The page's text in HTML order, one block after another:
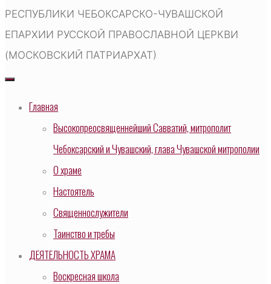
РЕСПУБЛИКИ ЧЕБОКСАРСКО-ЧУВАШСКОЙ
ЕПАРХИИ РУССКОЙ ПРАВОСЛАВНОЙ ЦЕРКВИ
(МОСКОВСКИЙ ПАТРИАРХАТ)
Главная
Высокопреосвященнейший Савватий, митрополит
Чебоксарский и Чувашский, глава Чувашской митрополии
О храме
Настоятель
Священнослужители
Таинство и требы
ДЕЯТЕЛЬНОСТЬ ХРАМА
Воскресная школа